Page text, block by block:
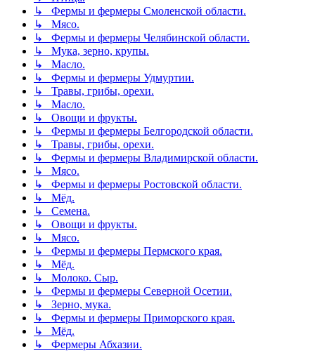
↳ Фермы и фермеры Смоленской области.
↳ Мясо.
↳ Фермы и фермеры Челябинской области.
↳ Мука, зерно, крупы.
↳ Масло.
↳ Фермы и фермеры Удмуртии.
↳ Травы, грибы, орехи.
↳ Масло.
↳ Овощи и фрукты.
↳ Фермы и фермеры Белгородской области.
↳ Травы, грибы, орехи.
↳ Фермы и фермеры Владимирской области.
↳ Мясо.
↳ Фермы и фермеры Ростовской области.
↳ Мёд.
↳ Семена.
↳ Овощи и фрукты.
↳ Мясо.
↳ Фермы и фермеры Пермского края.
↳ Мёд.
↳ Молоко. Сыр.
↳ Фермы и фермеры Северной Осетии.
↳ Зерно, мука.
↳ Фермы и фермеры Приморского края.
↳ Мёд.
↳ Фермеры Абхазии.